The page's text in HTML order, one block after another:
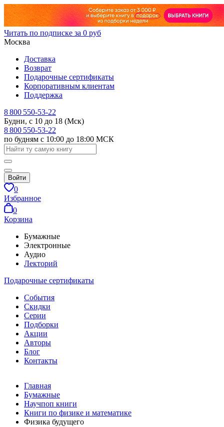
Читать по подписке за 0 руб
Москва
Доставка
Возврат
Подарочные сертификаты
Корпоративным клиентам
Поддержка
8 800 550-53-22
Будни, с 10 до 18 (Мск)
8 800 550-53-22
по будням с 10:00 до 18:00 МСК
Войти
0
Избранное
0
Корзина
Бумажные
Электронные
Аудио
Лекторий
Подарочные сертификаты
События
Скидки
Серии
Подборки
Акции
Авторы
Блог
Контакты
Главная
Бумажные
Научпоп книги
Книги по физике и математике
Физика будущего